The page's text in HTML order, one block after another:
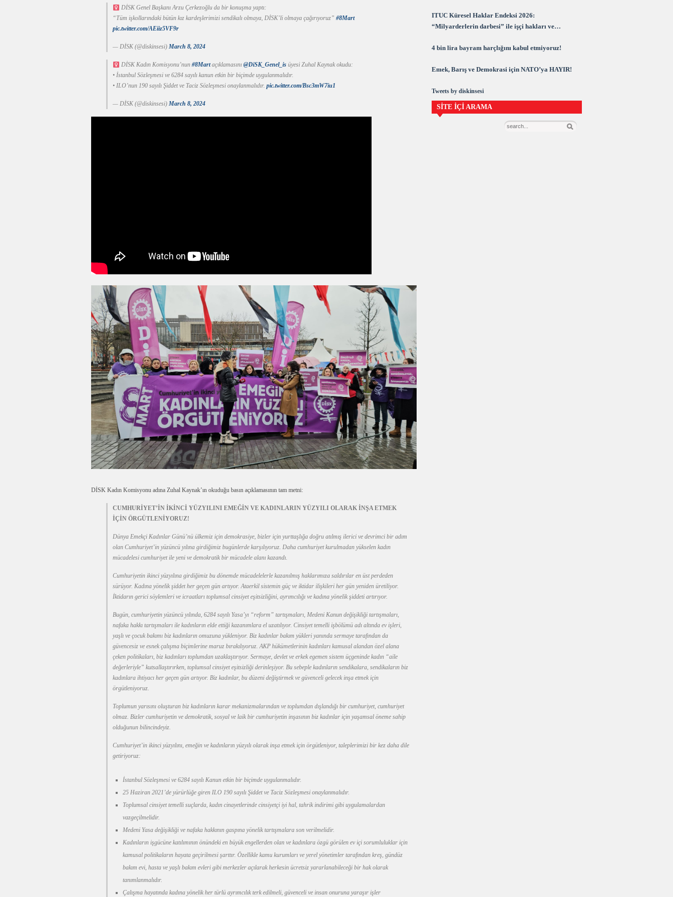
DİSK Genel Başkanı Arzu Çerkezoğlu da bir konuşma yaptı:
“Tüm işkollarındaki bütün kız kardeşlerimizi sendikalı olmaya, DİSK’li olmaya çağırıyoruz” #8Mart
pic.twitter.com/AEiiz5VF9r
— DİSK (@diskinsesi) March 8, 2024
DİSK Kadın Komisyonu’nun #8Martaçıklamasını @DiSK_Genel_isüyesi Zuhal Kaynak okudu:
• İstanbul Sözleşmesi ve 6284 sayılı kanun etkin bir biçimde uygulanmalıdır.
• ILO’nun 190 sayılı Şiddet ve Taciz Sözleşmesi onaylanmalıdır. pic.twitter.com/Bsc3mW7iu1
— DİSK (@diskinsesi) March 8, 2024
DİSK Kadın Komisyonu adına Zuhal Kaynak’ın okuduğu basın açıklamasının tam metni:
CUMHURİYET’İN İKİNCİ YÜZYILINI EMEĞİN VE KADINLARIN YÜZYILI OLARAK İNŞA ETMEK
İÇİN ÖRGÜTLENİYORUZ!
Dünya Emekçi Kadınlar Günü’nü ülkemiz için demokrasiye, bizler için yurttaşlığa doğru atılmış ilerici ve devrimci bir adım
olan Cumhuriyet’in yüzüncü yılına girdiğimiz bugünlerde karşılıyoruz. Daha cumhuriyet kurulmadan yükselen kadın
mücadelesi cumhuriyet ile yeni ve demokratik bir mücadele alanı kazandı.
Cumhuriyetin ikinci yüzyılına girdiğimiz bu dönemde mücadelelerle kazanılmış haklarımıza saldırılar en üst perdeden
sürüyor. Kadına yönelik şiddet her geçen gün artıyor. Ataerkil sistemin güç ve iktidar ilişkileri her gün yeniden üretiliyor.
İktidarın gerici söylemleri ve icraatları toplumsal cinsiyet eşitsizliğini, ayrımcılığı ve kadına yönelik şiddeti artırıyor.
Bugün, cumhuriyetin yüzüncü yılında, 6284 sayılı Yasa’yı “reform” tartışmaları, Medeni Kanun değişikliği tartışmaları,
nafaka hakkı tartışmaları ile kadınların elde ettiği kazanımlara el uzatılıyor. Cinsiyet temelli işbölümü adı altında ev işleri,
yaşlı ve çocuk bakımı biz kadınların omuzuna yükleniyor. Biz kadınlar bakım yükleri yanında sermaye tarafından da
güvencesiz ve esnek çalışma biçimlerine maruz bırakılıyoruz. AKP hükümetlerinin kadınları kamusal alandan özel alana
çeken politikaları, biz kadınları toplumdan uzaklaştırıyor. Sermaye, devlet ve erkek egemen sistem üçgeninde kadın “aile
değerleriyle” kutsallaştırırken, toplumsal cinsiyet eşitsizliği derinleşiyor. Bu sebeple kadınların sendikalara, sendikaların biz
kadınlara ihtiyacı her geçen gün artıyor. Biz kadınlar, bu düzeni değiştirmek ve güvenceli gelecek inşa etmek için
örgütleniyoruz.
Toplumun yarısını oluşturan biz kadınların karar mekanizmalarından ve toplumdan dışlandığı bir cumhuriyet, cumhuriyet
olmaz. Bizler cumhuriyetin ve demokratik, sosyal ve laik bir cumhuriyetin inşasının biz kadınlar için yaşamsal öneme sahip
olduğunun bilincindeyiz.
Cumhuriyet’in ikinci yüzyılını, emeğin ve kadınların yüzyılı olarak inşa etmek için örgütleniyor, taleplerimizi bir kez daha dile
getiriyoruz:
İstanbul Sözleşmesi ve 6284 sayılı Kanun etkin bir biçimde uygulanmalıdır.
25 Haziran 2021’de yürürlüğe giren ILO 190 sayılı Şiddet ve Taciz Sözleşmesi onaylanmalıdır.
Toplumsal cinsiyet temelli suçlarda, kadın cinayetlerinde cinsiyetçi iyi hal, tahrik indirimi gibi uygulamalardan
vazgeçilmelidir.
Medeni Yasa değişikliği ve nafaka hakkının gaspına yönelik tartışmalara son verilmelidir.
Kadınların işgücüne katılımının önündeki en büyük engellerden olan ve kadınlara özgü görülen ev içi sorumluluklar için
kamusal politikaların hayata geçirilmesi şarttır. Özellikle kamu kurumları ve yerel yönetimler tarafından kreş, gündüz
bakım evi, hasta ve yaşlı bakım evleri gibi merkezler açılarak herkesin ücretsiz yararlanabileceği bir hak olarak
tanımlanmalıdır.
Çalışma hayatında kadına yönelik her türlü ayrımcılık terk edilmeli, güvenceli ve insan onuruna yaraşır işler
ITUC Küresel Haklar Endeksi 2026:
“Milyarderlerin darbesi” ile işçi hakları ve
4 bin lira bayram harçlığını kabul etmiyoruz!
Emek, Barış ve Demokrasi için NATO’ya HAYIR!
Tweets by diskinsesi
SİTE İÇİ ARAMA